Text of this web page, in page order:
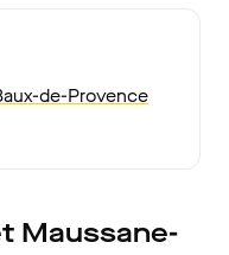
de-Provence
Maussane-